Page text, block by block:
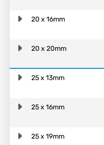
20 x 16mm
20 x 20mm
25 x 13mm
25 x 16mm
25 x 19mm